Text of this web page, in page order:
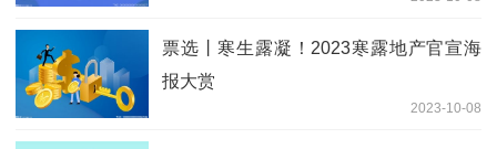
票选丨寒生露凝！2023寒露地产官宣海
报大赏
2023-10-08